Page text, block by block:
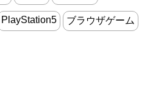
PlayStation5 ブラウザゲーム